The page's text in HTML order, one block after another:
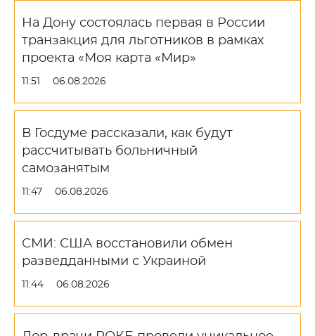
На Дону состоялась первая в России
транзакция для льготников в рамках
проекта «Моя карта «Мир»
11:51 06.08.2026
В Госдуме рассказали, как будут
рассчитывать больничный
самозанятым
11:47 06.08.2026
СМИ: США восстановили обмен
разведданными с Украиной
11:44 06.08.2026